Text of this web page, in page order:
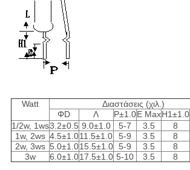
Watt
Διαστάσεις (χιλ.)
ΦD
Λ P±1.0Ε MaxH1±1.0
1/2w, 1ws3.2±0.5 9.0±1.0 5-7 3.5 8
1w, 2ws 4.5±1.011.5±1.0 5-9 3.5 8
2w, 3ws 5.0±1.015.5±1.0 5-9 3.5 8
3w
6.0±1.017.5±1.0 5-10 3.5 8